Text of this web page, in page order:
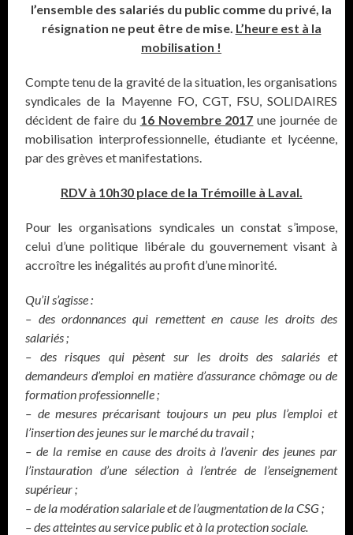
l’ensemble des salariés du public comme du privé, la
résignation ne peut être de mise. L’heure est à la
mobilisation !
Compte tenu de la gravité de la situation, les organisations
syndicales de la Mayenne FO, CGT, FSU, SOLIDAIRES
décident de faire du 16 Novembre 2017 une journée de
mobilisation interprofessionnelle, étudiante et lycéenne,
par des grèves et manifestations.
RDV à 10h30 place de la Trémoille à Laval.
Pour les organisations syndicales un constat s’impose,
celui d’une politique libérale du gouvernement visant à
accroître les inégalités au profit d’une minorité.
Qu’il s’agisse :
– des ordonnances qui remettent en cause les droits des
salariés ;
– des risques qui pèsent sur les droits des salariés et
demandeurs d’emploi en matière d’assurance chômage ou de
formation professionnelle ;
– de mesures précarisant toujours un peu plus l’emploi et
l’insertion des jeunes sur le marché du travail ;
– de la remise en cause des droits à l’avenir des jeunes par
l’instauration d’une sélection à l’entrée de l’enseignement
supérieur ;
– de la modération salariale et de l’augmentation de la CSG ;
– des atteintes au service public et à la protection sociale.